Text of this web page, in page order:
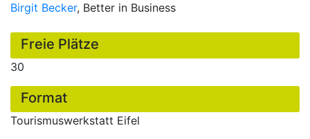
Birgit Becker, Better in Business
Freie Plätze
30
Format
Tourismuswerkstatt Eifel